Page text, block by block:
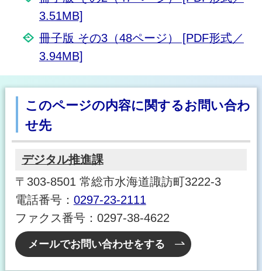
3.51MB]
冊子版 その3（48ページ） [PDF形式／
3.94MB]
このページの内容に関するお問い合わ
せ先
デジタル推進課
〒303-8501 常総市水海道諏訪町3222-3
電話番号： 0297-23-2111
ファクス番号：0297-38-4622
メールでお問い合わせをする